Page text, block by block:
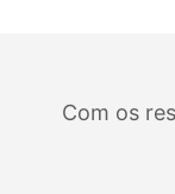
Com os